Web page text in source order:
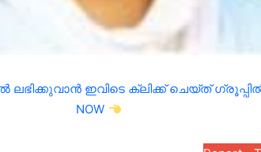
ലഭിക്കുവാൻ ഇവിടെ ക്ലിക്ക് ചെയ്ത്
NOW